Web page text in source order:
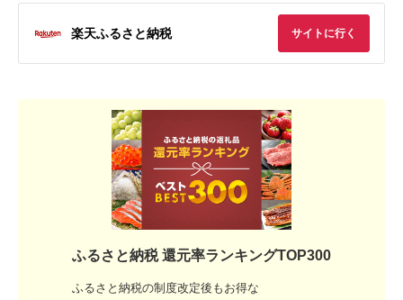
楽天ふるさと納税 サイトに行く
ふるさと納税 還元率ランキングTOP300
ふるさと納税の制度改定後もお得な